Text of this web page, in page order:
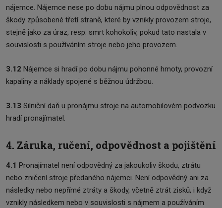
nájemce. Nájemce nese po dobu nájmu plnou odpovědnost za
škody způsobené třetí straně, které by vznikly provozem stroje,
stejně jako za úraz, resp. smrt kohokoliv, pokud tato nastala v
souvislosti s používáním stroje nebo jeho provozem.
3.12 Nájemce si hradí po dobu nájmu pohonné hmoty, provozní
kapaliny a náklady spojené s běžnou údržbou.
3.13 Silniční daň u pronájmu stroje na automobilovém podvozku
hradí pronajímatel.
4. Záruka, ručení, odpovědnost a pojištění
4.1 Pronajímatel není odpovědný za jakoukoliv škodu, ztrátu
nebo zničení stroje předaného nájemci. Není odpovědný ani za
následky nebo nepřímé ztráty a škody, včetně ztrát zisků, i když
vznikly následkem nebo v souvislosti s nájmem a používáním